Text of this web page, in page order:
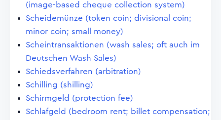
(image-based cheque collection system)
Scheidemünze (token coin; divisional coin;
minor coin; small money)
Scheintransaktionen (wash sales; oft auch im
Deutschen Wash Sales)
Schiedsverfahren (arbitration)
Schilling (shilling)
Schirmgeld (protection fee)
Schlafgeld (bedroom rent; billet compensation;